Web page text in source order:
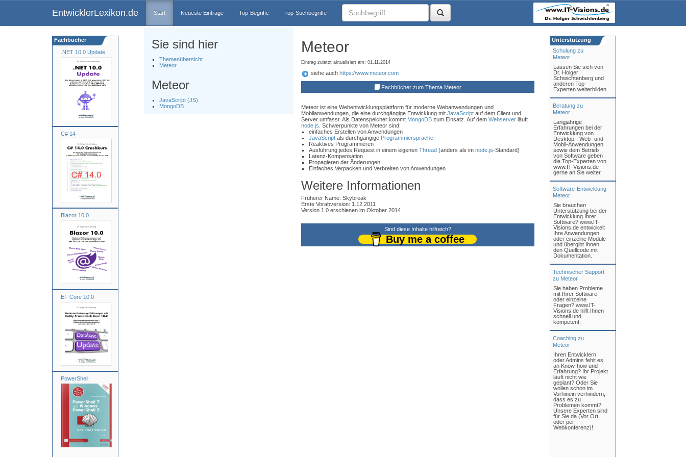
EntwicklerLexikon.de Start Neueste Einträge Top-Begriffe Top-Suchbegriffe
.NET 10.0 Update
C# 14
Blazor 10.0
EF Core 10.0
PowerShell
Fachbücher Sie sind hier
Themenübersicht
Meteor
Meteor
JavaScript (JS)
MongoDB
Meteor
Eintrag zuletzt aktualisiert am: 01.11.2014
siehe auch https://www.meteor.com
Fachbücher zum Thema Meteor
Meteor ist eine Webentwicklungsplattform für moderne Webanwendungen und
Mobilanwendungen, die eine durchgängige Entwicklung mit JavaScriptauf dem Client und
Server umfasst. Als Datenspeicher kommt MongoDBzum Einsatz. Auf dem Webserverläuft
node.js . Schwerpunkte von Meteor sind:
einfaches Erstellen von Anwendungen
JavaScriptals durchgängige Programmiersprache
Reaktives Programmieren
Ausführung jedes Request in einem eigenen Thread(anders als im node.js-Standard)
Latenz-Kompensation
Propagieren der Änderungen
Einfaches Verpacken und Verbreiten von Anwendungen
Weitere Informationen
Früherer Name: Skybreak
Erste Vorabversion: 1.12.2011
Version 1.0 erschienen im Oktober 2014
Sind diese Inhalte hilfreich?
Buy me a coffee
Schulung zu
Meteor
Lassen Sie sich von
Dr. Holger
Schwichtenberg und
anderen Top-
Experten weiterbilden.
Beratung zu
Meteor
Langjährige
Erfahrungen bei der
Entwicklung von
Desktop-, Web- und
Mobil-Anwendungen
sowie dem Betrieb
von Software geben
die Top-Experten von
www.IT-Visions.de
gerne an Sie weiter.
Software-Entwicklung
Meteor
Sie brauchen
Unterstützung bei der
Entwicklung Ihrer
Software? www.IT-
Visions.de entwickelt
Ihre Anwendungen
oder einzelne Module
und übergibt Ihnen
den Quellcode mit
Dokumentation.
Technischer Support
zu Meteor
Sie haben Probleme
mit Ihrer Software
oder einzelne
Fragen? www.IT-
Visions.de hilft Ihnen
schnell und
kompetent.
Coaching zu
Meteor
Ihren Entwicklern
oder Admins fehlt es
an Know-how und
Erfahrung? Ihr Projekt
läuft nicht wie
geplant? Oder Sie
wollen schon im
Vorhinein verhindern,
dass es zu
Problemen kommt?
Unsere Experten sind
für Sie da (Vor Ort
oder per
Webkonferenz)!
Unterstützung